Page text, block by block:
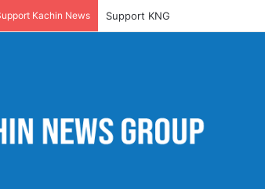
Kachin News Support KNG